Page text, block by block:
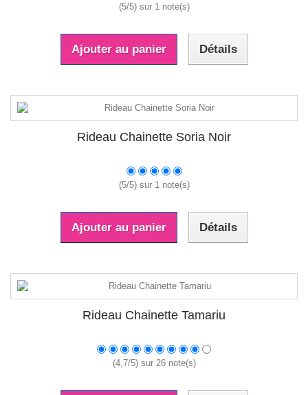
(5/5) sur 1 note(s)
Ajouter au panier Détails
Rideau Chainette Soria Noir
(5/5) sur 1 note(s)
Ajouter au panier Détails
Rideau Chainette Tamariu
(4,7/5) sur 26note(s)